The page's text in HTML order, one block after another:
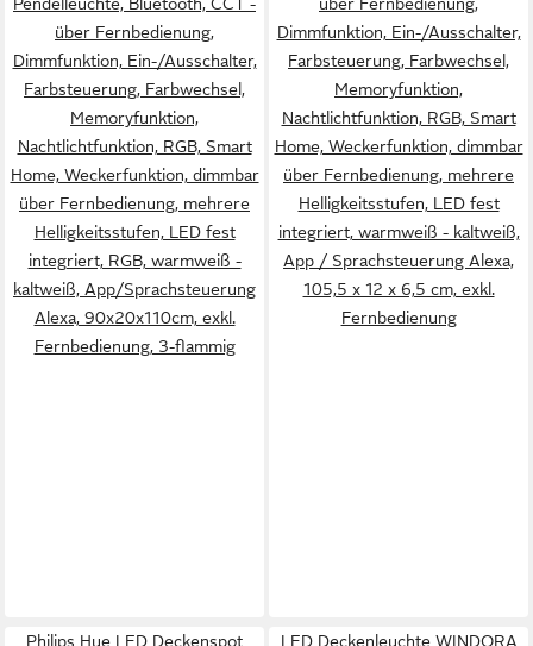
über Fernbedienung,
Dimmfunktion, Ein-/Ausschalter,
Farbsteuerung, Farbwechsel,
Memoryfunktion,
Nachtlichtfunktion, RGB, Smart
Home, Weckerfunktion, dimmbar
über Fernbedienung, mehrere
Helligkeitsstufen, LED fest
integriert, RGB, warmweiß -
kaltweiß, App/Sprachsteuerung
Alexa, 90x20x110cm, exkl.
Fernbedienung, 3-flammig
Dimmfunktion, Ein-/Ausschalter,
Farbsteuerung, Farbwechsel,
Memoryfunktion,
Nachtlichtfunktion, RGB, Smart
Home, Weckerfunktion, dimmbar
über Fernbedienung, mehrere
Helligkeitsstufen, LED fest
integriert, warmweiß - kaltweiß,
App / Sprachsteuerung Alexa,
105,5 x 12 x 6,5 cm, exkl.
Fernbedienung
Philips Hue LED Deckenspot
LED Deckenleuchte WINDORA